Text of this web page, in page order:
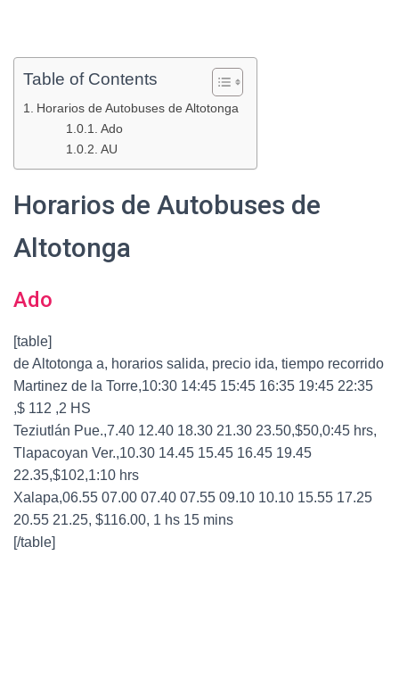
Table of Contents
Horarios de Autobuses de Altotonga
Ado
AU
Horarios de Autobuses de
Altotonga
Ado
[table]
de Altotonga a, horarios salida, precio ida, tiempo recorrido
Martinez de la Torre,10:30 14:45 15:45 16:35 19:45 22:35
,$ 112 ,2 HS
Teziutlán Pue.,7.40 12.40 18.30 21.30 23.50,$50,0:45 hrs,
Tlapacoyan Ver.,10.30 14.45 15.45 16.45 19.45
22.35,$102,1:10 hrs
Xalapa,06.55 07.00 07.40 07.55 09.10 10.10 15.55 17.25
20.55 21.25, $116.00, 1 hs 15 mins
[/table]